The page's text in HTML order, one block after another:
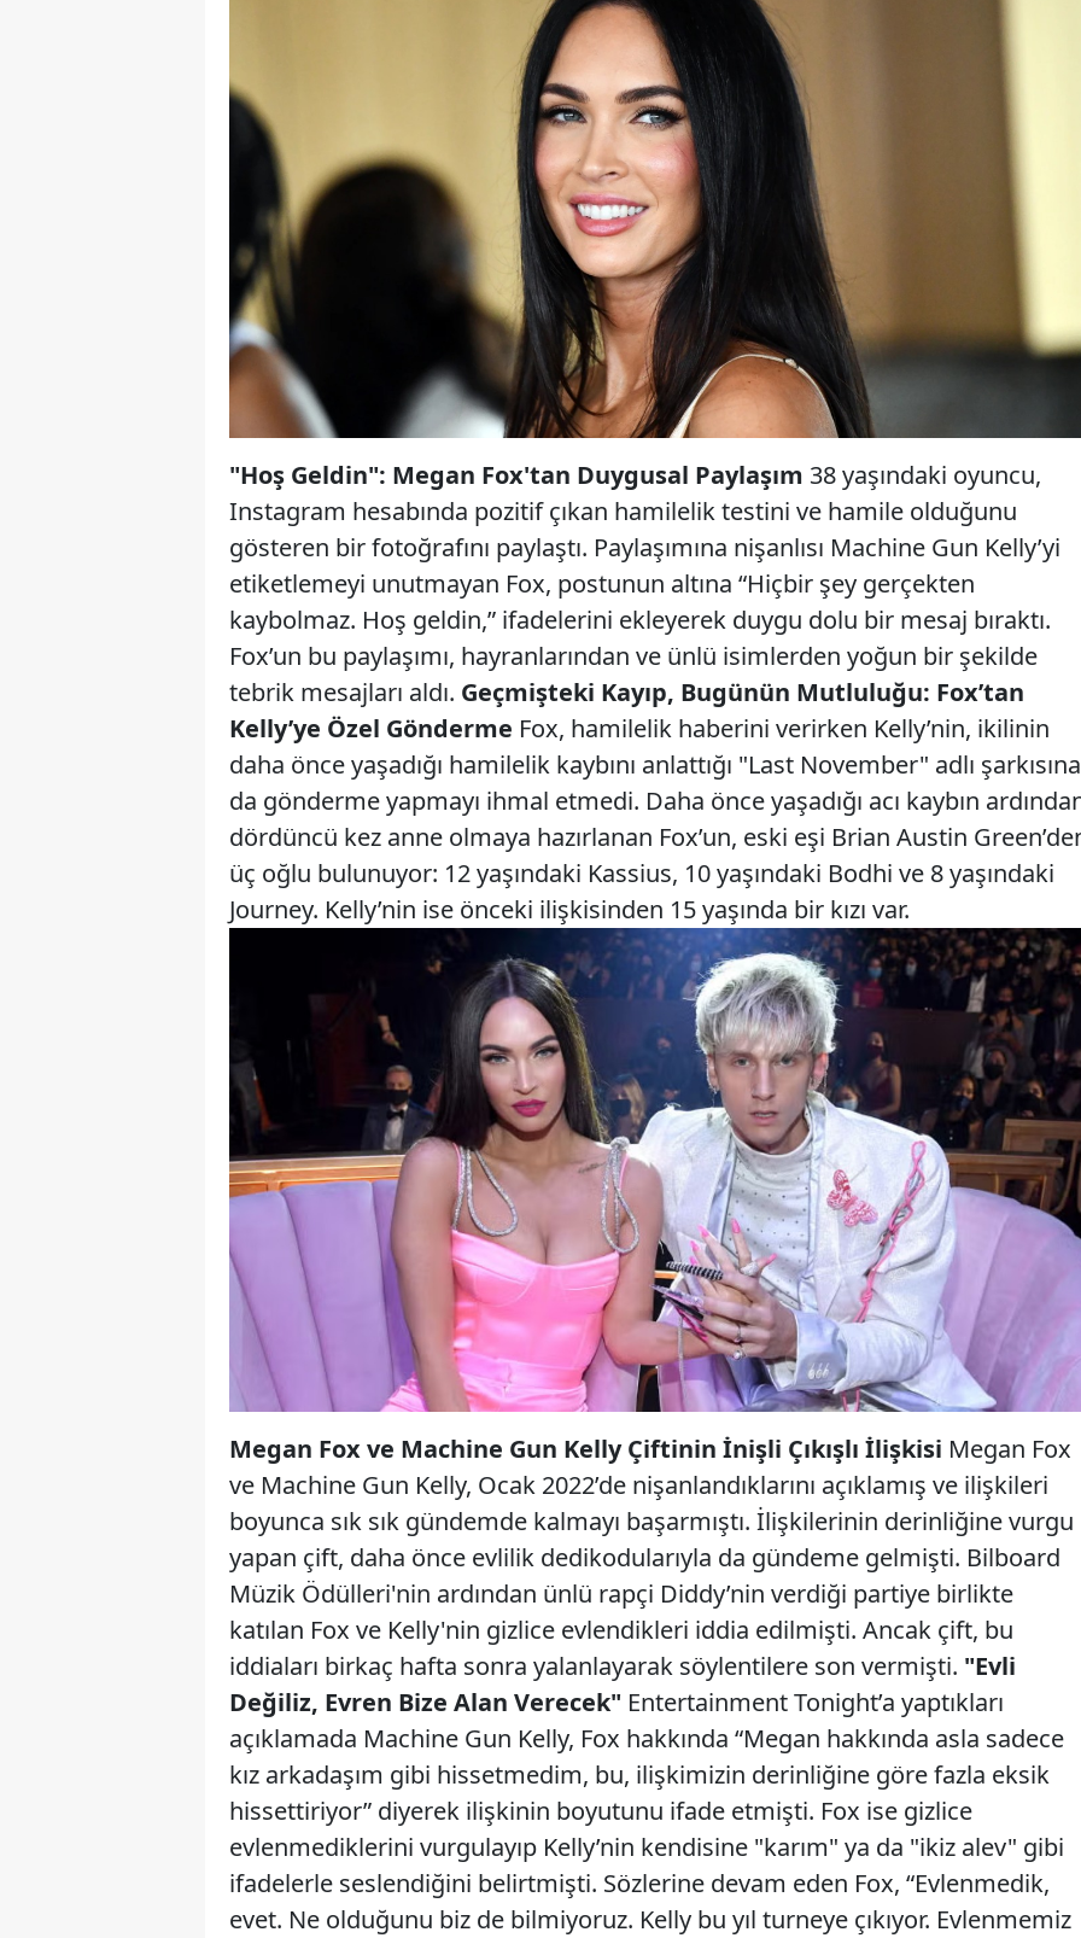
"Hoş Geldin": Megan Fox'tan Duygusal Paylaşım 38 yaşındaki oyuncu,
Instagram hesabında pozitif çıkan hamilelik testini ve hamile olduğunu
gösteren bir fotoğrafını paylaştı. Paylaşımına nişanlısı Machine Gun Kelly’yi
etiketlemeyi unutmayan Fox, postunun altına “Hiçbir şey gerçekten
kaybolmaz. Hoş geldin,” ifadelerini ekleyerek duygu dolu bir mesaj bıraktı.
Fox’un bu paylaşımı, hayranlarından ve ünlü isimlerden yoğun bir şekilde
tebrik mesajları aldı. Geçmişteki Kayıp, Bugünün Mutluluğu: Fox’tan
Kelly’ye Özel Gönderme Fox, hamilelik haberini verirken Kelly’nin, ikilinin
daha önce yaşadığı hamilelik kaybını anlattığı "Last November" adlı şarkısına
da gönderme yapmayı ihmal etmedi. Daha önce yaşadığı acı kaybın
dördüncü kez anne olmaya hazırlanan Fox’un, eski eşi Brian Austin
üç oğlu bulunuyor: 12 yaşındaki Kassius, 10 yaşındaki Bodhi ve 8 yaşındaki
Journey. Kelly’nin ise önceki ilişkisinden 15 yaşında bir kızı var.
Megan Fox ve Machine Gun Kelly Çiftinin İnişli Çıkışlı İlişkisi Megan Fox
ve Machine Gun Kelly, Ocak 2022’de nişanlandıklarını açıklamış ve ilişkileri
boyunca sık sık gündemde kalmayı başarmıştı. İlişkilerinin derinliğine vurgu
yapan çift, daha önce evlilik dedikodularıyla da gündeme gelmişti. Bilboard
Müzik Ödülleri'nin ardından ünlü rapçi Diddy’nin verdiği partiye birlikte
katılan Fox ve Kelly'nin gizlice evlendikleri iddia edilmişti. Ancak çift, bu
iddiaları birkaç hafta sonra yalanlayarak söylentilere son vermişti. "Evli
Değiliz, Evren Bize Alan Verecek" Entertainment Tonight’a yaptıkları
açıklamada Machine Gun Kelly, Fox hakkında “Megan hakkında asla sadece
kız arkadaşım gibi hissetmedim, bu, ilişkimizin derinliğine göre fazla eksik
hissettiriyor” diyerek ilişkinin boyutunu ifade etmişti. Fox ise gizlice
evlenmediklerini vurgulayıp Kelly’nin kendisine "karım" ya da "ikiz alev" gibi
ifadelerle seslendiğini belirtmişti. Sözlerine devam eden Fox, “Evlenmedik,
evet. Ne olduğunu biz de bilmiyoruz. Kelly bu yıl turneye çıkıyor. Evlenmemiz